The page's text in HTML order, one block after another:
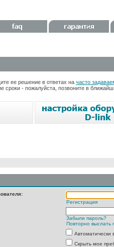
ее решение в ответах на часто
сроки - пожалуйста, позвоните в
Регистрация
Забыли пароль?
Повторно выслать
Автоматически
Скрыть мое